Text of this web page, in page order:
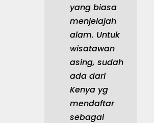
yang biasa
menjelajah
alam. Untuk
wisatawan
asing, sudah
ada dari
Kenya yg
mendaftar
sebagai